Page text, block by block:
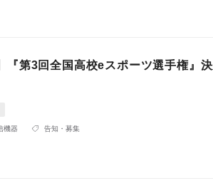
『第3回全国高校eスポーツ選手権』
機器 告知・募集